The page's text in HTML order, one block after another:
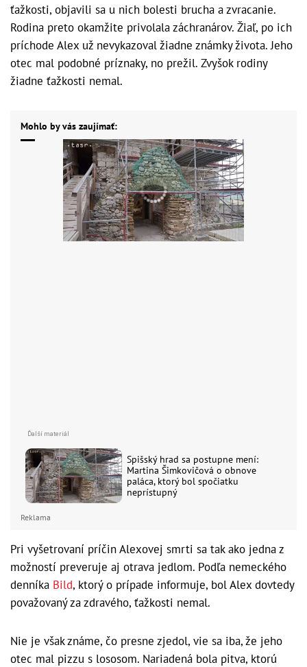
ťažkosti, objavili sa u nich bolesti brucha a zvracanie.
Rodina preto okamžite privolala záchranárov. Žiaľ, po ich
príchode Alex už nevykazoval žiadne známky života. Jeho
otec mal podobné príznaky, no prežil. Zvyšok rodiny
žiadne ťažkosti nemal.
Mohlo by vás zaujímať:
Spišský hrad sa postupne mení:
Martina Šimkovičová o obnove
paláca, ktorý bol spočiatku
neprístupný
Reklama
Pri vyšetrovaní príčin Alexovej smrti sa tak ako jedna z
možností preveruje aj otrava jedlom. Podľa nemeckého
denníka Bild, ktorý o prípade informuje, bol Alex dovtedy
považovaný za zdravého, ťažkosti nemal.
Nie je však známe, čo presne zjedol, vie sa iba, že jeho
otec mal pizzu s lososom. Nariadená bola pitva, ktorú